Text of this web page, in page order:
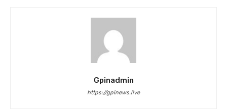
Gpinadmin
https://gpinews.live